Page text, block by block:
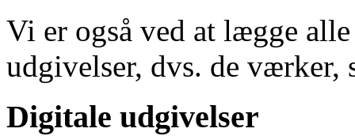
Vi er også ved at lægge
udgivelser, dvs. de værker,
Digitale udgivelser